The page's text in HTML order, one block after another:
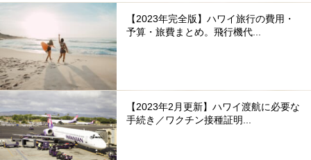
【2023年完全版】ハワイ旅行の費用・
予算・旅費まとめ。飛行機代...
【2023年2月更新】ハワイ渡航に必要な
手続き／ワクチン接種証明...